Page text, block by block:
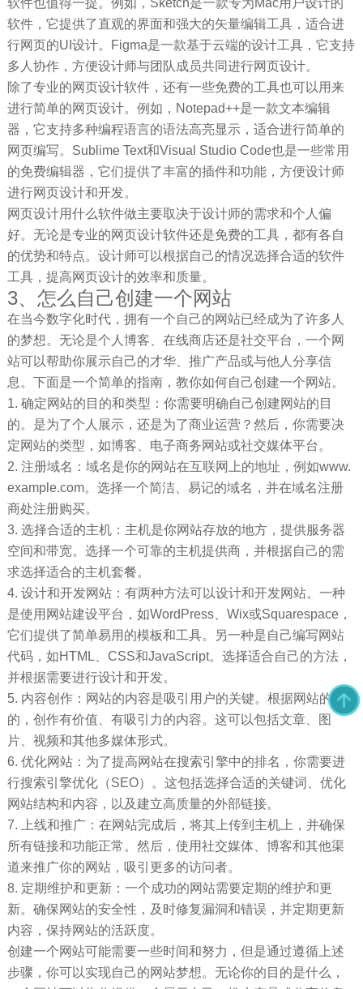
软件，它提供了直观的界面和强大的矢量编辑工具，适合进
行网页的UI设计。Figma是一款基于云端的设计工具，它支持
多人协作，方便设计师与团队成员共同进行网页设计。
除了专业的网页设计软件，还有一些免费的工具也可以用来
进行简单的网页设计。例如，Notepad++是一款文本编辑
器，它支持多种编程语言的语法高亮显示，适合进行简单的
网页编写。Sublime Text和Visual Studio Code也是一些常用
的免费编辑器，它们提供了丰富的插件和功能，方便设计师
进行网页设计和开发。
网页设计用什么软件做主要取决于设计师的需求和个人偏
好。无论是专业的网页设计软件还是免费的工具，都有各自
的优势和特点。设计师可以根据自己的情况选择合适的软件
工具，提高网页设计的效率和质量。
3、怎么自己创建一个网站
在当今数字化时代，拥有一个自己的网站已经成为了许多人
的梦想。无论是个人博客、在线商店还是社交平台，一个网
站可以帮助你展示自己的才华、推广产品或与他人分享信
息。下面是一个简单的指南，教你如何自己创建一个网站。
1. 确定网站的目的和类型：你需要明确自己创建网站的目
的。是为了个人展示，还是为了商业运营？然后，你需要决
定网站的类型，如博客、电子商务网站或社交媒体平台。
2. 注册域名：域名是你的网站在互联网上的地址，例如www.
example.com。选择一个简洁、易记的域名，并在域名注册
商处注册购买。
3. 选择合适的主机：主机是你网站存放的地方，提供服务器
空间和带宽。选择一个可靠的主机提供商，并根据自己的需
求选择适合的主机套餐。
4. 设计和开发网站：有两种方法可以设计和开发网站。一种
是使用网站建设平台，如WordPress、Wix或Squarespace，
它们提供了简单易用的模板和工具。另一种是自己编写网站
代码，如HTML、CSS和JavaScript。选择适合自己的方法，
并根据需要进行设计和开发。
5. 内容创作：网站的内容是吸引用户的关键。根据网站的目
的，创作有价值、有吸引力的内容。这可以包括文章、图
片、视频和其他多媒体形式。
6. 优化网站：为了提高网站在搜索引擎中的排名，你需要进
行搜索引擎优化（SEO）。这包括选择合适的关键词、优化
网站结构和内容，以及建立高质量的外部链接。
7. 上线和推广：在网站完成后，将其上传到主机上，并确保
所有链接和功能正常。然后，使用社交媒体、博客和其他渠
道来推广你的网站，吸引更多的访问者。
8. 定期维护和更新：一个成功的网站需要定期的维护和更
新。确保网站的安全性，及时修复漏洞和错误，并定期更新
内容，保持网站的活跃度。
创建一个网站可能需要一些时间和努力，但是通过遵循上述
步骤，你可以实现自己的网站梦想。无论你的目的是什么，